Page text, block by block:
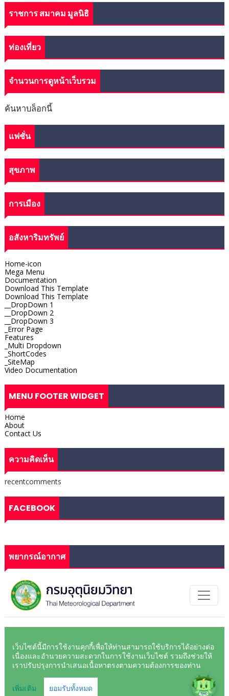
ราชการ สมาคม มูลนิธิ
ท่องเที่ยว
จำนวนการดูหน้าเว็บรวม
ค้นหาบล็อกนี้
แฟชั่น
สุขภาพ
การเมือง
อสังหาริมทรัพย์
Home-icon
Mega Menu
Documentation
Download This Template
Download This Template
__DropDown 1
__DropDown 2
__DropDown 3
_Error Page
Features
_Multi Dropdown
_ShortCodes
_SiteMap
Video Documentation
MENU FOOTER WIDGET
Home
About
Contact Us
ความคิดเห็น
recentcomments
FACEBOOK
พยากรณ์อากาศ